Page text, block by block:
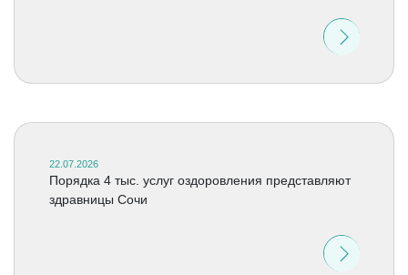
22.07.2026
Порядка 4 тыс. услуг оздоровления представляют
здравницы Сочи